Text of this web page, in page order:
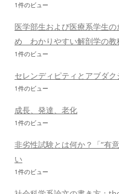
1件のビュー
医学部生および医療系学生
め わかりやすい解剖学の教
1件のビュー
セレンディピティとアブダク
1件のビュー
成長、発達、老化
1件のビュー
非劣性試験とは何か？「”有
い
1件のビュー